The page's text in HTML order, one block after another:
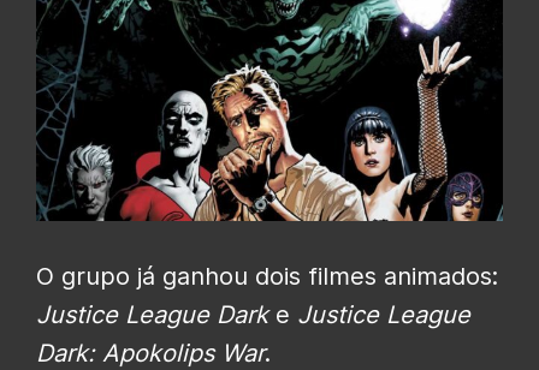
O grupo já ganhou dois filmes animados:
Justice League Darke Justice League
Dark: Apokolips War.